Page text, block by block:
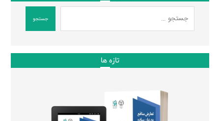
جستجو
تازه ها